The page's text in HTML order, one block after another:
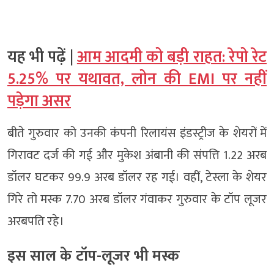
यह भी पढ़ें |आम आदमी को बड़ी राहत: रेपो रेट
5.25% पर यथावत, लोन की EMI पर नहीं
पड़ेगा असर
बीते गुरुवार को उनकी कंपनी रिलायंस इंडस्ट्रीज के शेयरों में
गिरावट दर्ज की गई और मुकेश अंबानी की संपत्ति 1.22 अरब
डॉलर घटकर 99.9 अरब डॉलर रह गई। वहीं, टेस्ला के शेयर
गिरे तो मस्क 7.70 अरब डॉलर गंवाकर गुरुवार के टॉप लूजर
अरबपति रहे।
इस साल के टॉप-लूजर भी मस्क